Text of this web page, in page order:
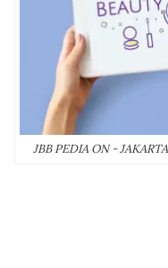
JBB PEDIA ON -